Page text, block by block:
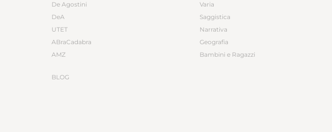
De Agostini
DeA
UTET
ABraCadabra
AMZ
BLOG
Varia
Saggistica
Narrativa
Geografia
Bambini e Ragazzi